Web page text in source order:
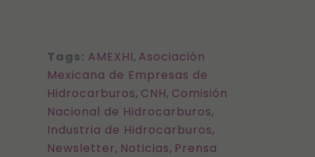
Tags: AMEXHI, Asociación
Mexicana de Empresas de
Hidrocarburos, CNH, Comisión
Nacional de Hidrocarburos,
Industria de Hidrocarburos,
Newsletter, Noticias, Prensa